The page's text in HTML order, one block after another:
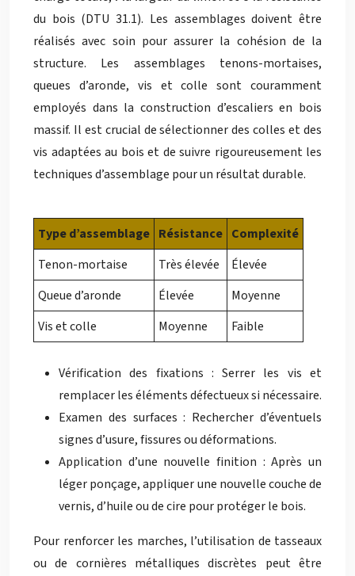
du bois (DTU 31.1). Les assemblages doivent être
réalisés avec soin pour assurer la cohésion de la
structure. Les assemblages tenons-mortaises,
queues d’aronde, vis et colle sont couramment
employés dans la construction d’escaliers en bois
massif. Il est crucial de sélectionner des colles et des
vis adaptées au bois et de suivre rigoureusement les
techniques d’assemblage pour un résultat durable.
Type d’assemblage Résistance Complexité
Tenon-mortaise
Très élevée
Élevée
Queue d’aronde
Élevée
Moyenne
Vis et colle
Moyenne Faible
Vérification des fixations : Serrer les vis et
remplacer les éléments défectueux si nécessaire.
Examen des surfaces : Rechercher d’éventuels
signes d’usure, fissures ou déformations.
Application d’une nouvelle finition : Après un
léger ponçage, appliquer une nouvelle couche de
vernis, d’huile ou de cire pour protéger le bois.
Pour renforcer les marches, l’utilisation de tasseaux
ou de cornières métalliques discrètes peut être